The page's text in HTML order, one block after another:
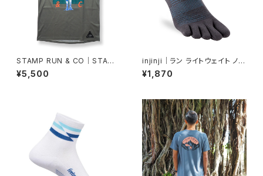
STAMP RUN & CO｜STAMP
GRAPHIC TANK (FINISHER)
¥5,500
injinji｜ラン ライトウェイト ノー
ショー（カーボン）
¥1,870